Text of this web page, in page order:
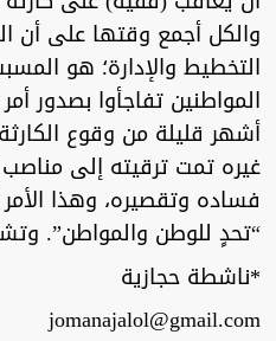
والكل أجمع وقتها على أن
التخطيط والإدارة؛ هو
المواطنين تفاجأوا بصدور
أشهر قليلة من وقوع
غيره تمت ترقيته إلى
فساده وتقصيره، وهذا
“تحدٍ للوطن والمواطن”.
*ناشطة حجازية
jomanajalol@gmail.com